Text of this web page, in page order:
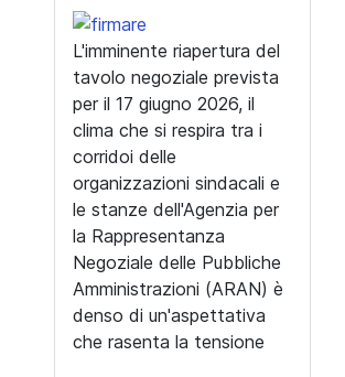
L'imminente riapertura del
tavolo negoziale prevista
per il 17 giugno 2026, il
clima che si respira tra i
corridoi delle
organizzazioni sindacali e
le stanze dell'Agenzia per
la Rappresentanza
Negoziale delle Pubbliche
Amministrazioni (ARAN) è
denso di un'aspettativa
che rasenta la tensione